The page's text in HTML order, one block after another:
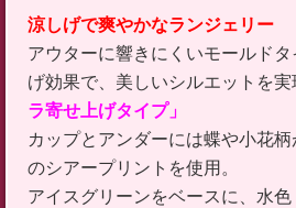
涼しげで爽やかなランジェリー
アウターに響きにくいモールド
げ効果で、美しいシルエットを実
ラ寄せ上げタイプ」
カップとアンダーには蝶や小花
のシアープリントを使用。
アイスグリーンをベースに、水色